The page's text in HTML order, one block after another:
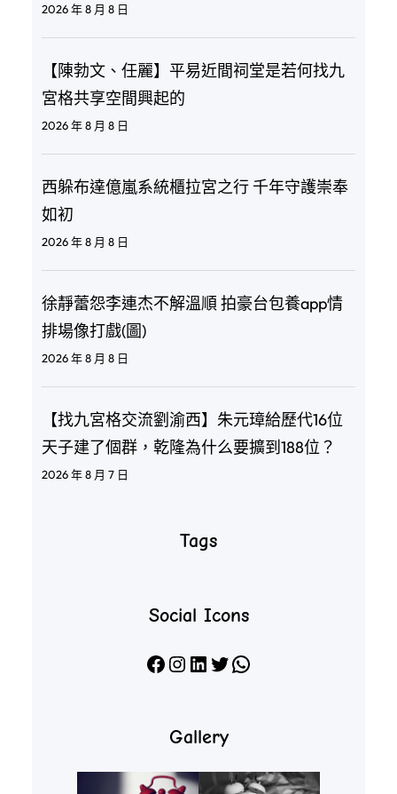
2026 年 8 月 8 日
【陳勃文、任麗】平易近間祠堂是若何找九
宮格共享空間興起的
2026 年 8 月 8 日
西躲布達億嵐系統櫃拉宮之行 千年守護崇奉
如初
2026 年 8 月 8 日
徐靜蕾怨李連杰不解溫順 拍豪台包養app情
排場像打戲(圖)
2026 年 8 月 8 日
【找九宮格交流劉渝西】朱元璋給歷代16位
天子建了個群，乾隆為什么要擴到188位？
2026 年 8 月 7 日
Tags
Social Icons
Facebook Instagram LinkedIn X WhatsApp
Gallery